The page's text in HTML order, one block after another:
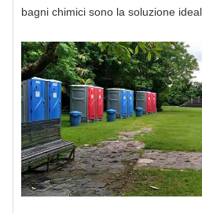
bagni chimici sono la soluzione